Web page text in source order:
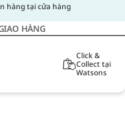
hàng tại cửa hàng
HÀNG
Click &
Collect tại
Watsons